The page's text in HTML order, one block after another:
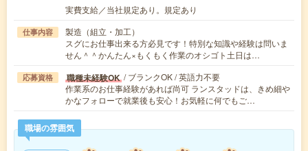
実費支給／当社規定あり。規定あり
仕事内容
製造（組立・加工）
スグにお仕事出来る方必見です！特別な知識や経験は問いま
せん＾＾かんたん×もくもく作業のオシゴト土日は…
応募資格 職種未経験OK / ブランクOK / 英語力不要
作業系のお仕事経験があれば尚可 ランスタッドは、きめ細や
かなフォローで就業後も安心！お気軽に何でもご…
職場の雰囲気